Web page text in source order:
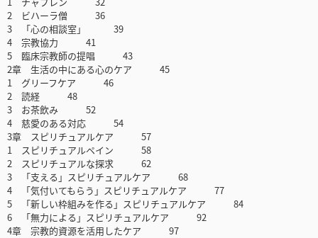
2 ビハーラ僧 36
3 「心の相談室」 39
4 宗教協力 41
5 臨床宗教師の提唱 43
2章 生活の中にある心のケア 45
1 グリーフケア 46
2 読経 48
3 お茶飲み 52
4 慈愛のある対応 54
3章 スピリチュアルケア 57
1 スピリチュアルペイン 58
2 スピリチュアルな探求 62
3 「支える」スピリチュアルケア 68
4 「気付いてもらう」スピリチュアルケア 77
5 「新しい枠組みを作る」スピリチュアルケア 84
6 「無力による」スピリチュアルケア 92
4章 宗教的資源を活用したケア 97